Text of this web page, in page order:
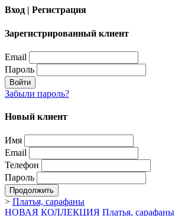
Вход | Регистрация
Зарегистрированный клиент
Email
Пароль
Войти
Забыли пароль?
Новый клиент
Имя
Email
Телефон
Пароль
Продолжить
> Платья, сарафаны
НОВАЯ КОЛЛЕКЦИЯ Платья, сарафаны